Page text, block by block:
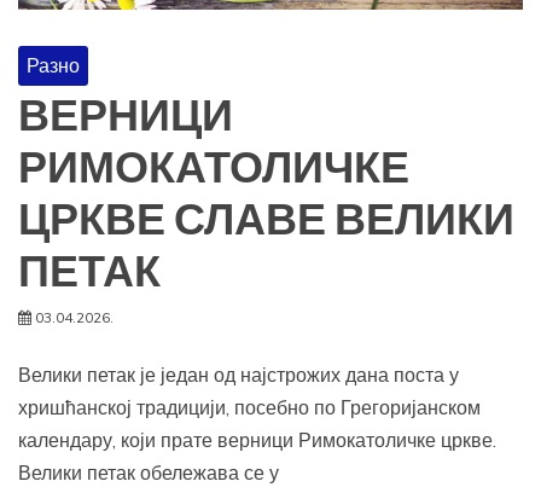
Разно
ВЕРНИЦИ
РИМОКАТОЛИЧКЕ
ЦРКВЕ СЛАВЕ ВЕЛИКИ
ПЕТАК
03.04.2026.
Велики петак је један од најстрожих дана поста у
хришћанској традицији, посебно по Грегоријанском
календару, који прате верници Римокатоличке цркве.
Велики петак обележава се у